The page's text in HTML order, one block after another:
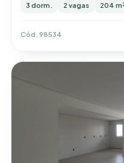
3 dorm. 2 vagas 204
Cód. 98534